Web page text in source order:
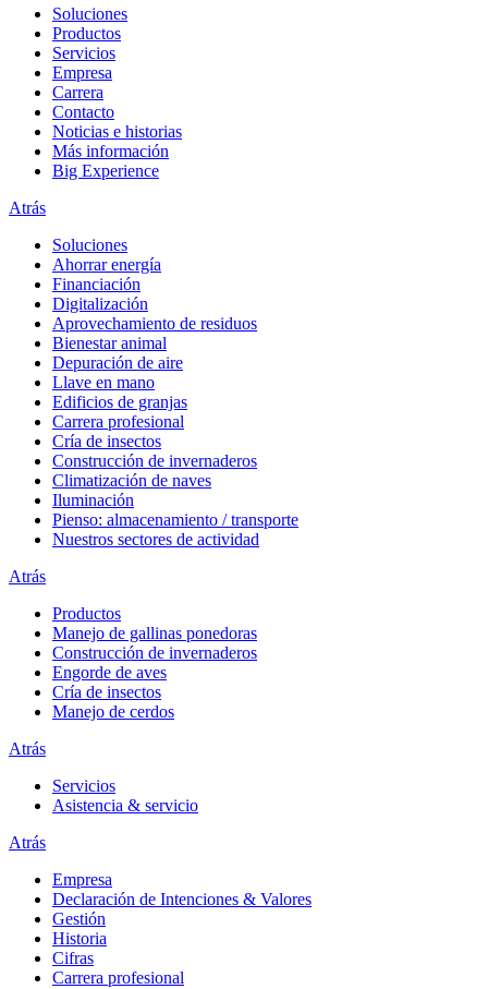
Soluciones
Productos
Servicios
Empresa
Carrera
Contacto
Noticias e historias
Más información
Big Experience
Atrás
Soluciones
Ahorrar energía
Financiación
Digitalización
Aprovechamiento de residuos
Bienestar animal
Depuración de aire
Llave en mano
Edificios de granjas
Carrera profesional
Cría de insectos
Construcción de invernaderos
Climatización de naves
Iluminación
Pienso: almacenamiento / transporte
Nuestros sectores de actividad
Atrás
Productos
Manejo de gallinas ponedoras
Construcción de invernaderos
Engorde de aves
Cría de insectos
Manejo de cerdos
Atrás
Servicios
Asistencia & servicio
Atrás
Empresa
Declaración de Intenciones & Valores
Gestión
Historia
Cifras
Carrera profesional